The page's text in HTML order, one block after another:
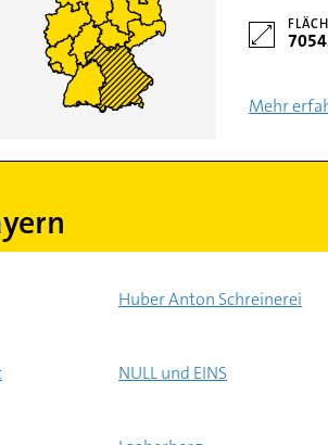
Mehr
Huber Anton Schreinerei
NULL und EINS